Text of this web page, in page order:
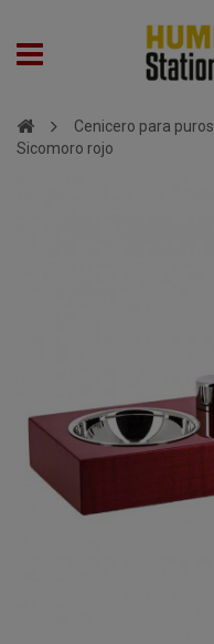
Cenicero para puros
Sicomoro rojo